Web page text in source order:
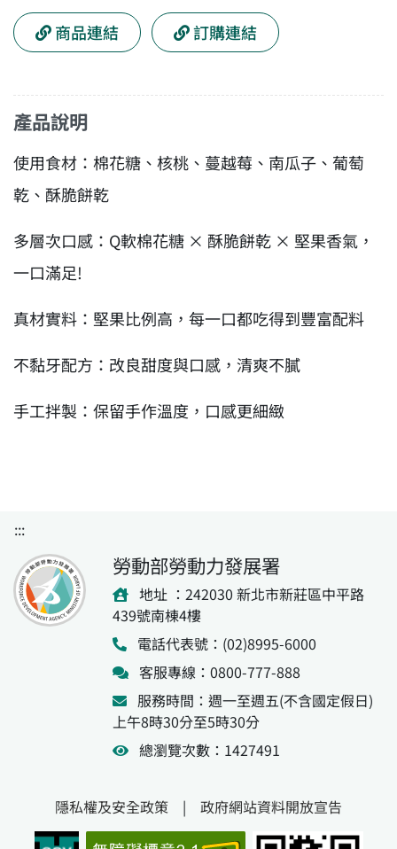
商品連結 訂購連結
產品說明
使用食材：棉花糖、核桃、蔓越莓、南瓜子、葡萄
乾、酥脆餅乾
多層次口感：Q軟棉花糖 × 酥脆餅乾 × 堅果香氣，
一口滿足!
真材實料：堅果比例高，每一口都吃得到豐富配料
不黏牙配方：改良甜度與口感，清爽不膩
手工拌製：保留手作溫度，口感更細緻
:::
勞動部勞動力發展署
地址 ：242030 新北市新莊區中平路
439號南棟4樓
電話代表號：(02)8995-6000
客服專線：0800-777-888
服務時間：週一至週五(不含國定假日)
上午8時30分至5時30分
總瀏覽次數：1427491
隱私權及安全政策 | 政府網站資料開放宣告